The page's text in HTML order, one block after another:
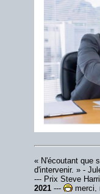
« N'écoutant que
d'intervenir. » -
--- Prix Steve
2021 ---
merci,